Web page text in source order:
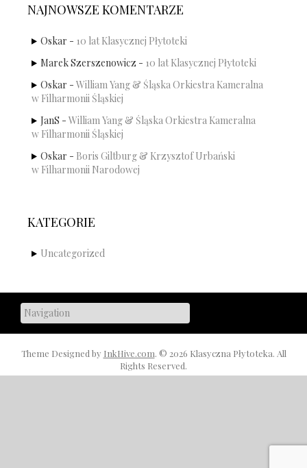
NAJNOWSZE KOMENTARZE
Oskar - 10 lat Klasycznej Płytoteki
Marek Szerszenowicz - 10 lat Klasycznej Płytoteki
Oskar - William Yang & Śląska Orkiestra Kameralna
w Filharmonii Śląskiej
JanS - William Yang & Śląska Orkiestra Kameralna
w Filharmonii Śląskiej
Oskar - Boris Giltburg & Krzysztof Urbański
w Filharmonii Narodowej
KATEGORIE
Uncategorized
Theme Designed by InkHive.com. © 2026 Klasyczna Płytoteka. All
Rights Reserved.